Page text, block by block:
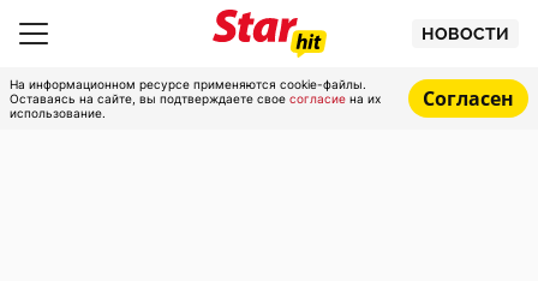
НОВОСТИ
На информационном ресурсе применяются cookie-файлы.
Оставаясь на сайте, вы подтверждаете свое согласие на их
использование.
Согласен